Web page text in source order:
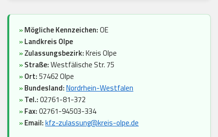
»Mögliche Kennzeichen:OE
»Landkreis Olpe
»Zulassungsbezirk:Kreis Olpe
»Straße:Westfälische Str. 75
»Ort:57462 Olpe
»Bundesland:Nordrhein-Westfalen
»Tel.:02761-81-372
»Fax:02761-94503-334
»Email:kfz-zulassung@kreis-olpe.de